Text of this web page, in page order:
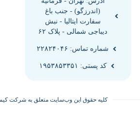
(اندرزگو) - جنب باغ
سفارت ایتالیا - نبش
دیباجی شمالی - پلاک ۶۲
شماره تماس: ۲۲۸۲۴۰۴۶
کد پستی: ۱۹۵۳۸۵۳۳۵۱
کلیه حقوق این وب‌سایت متعلق به شرکت